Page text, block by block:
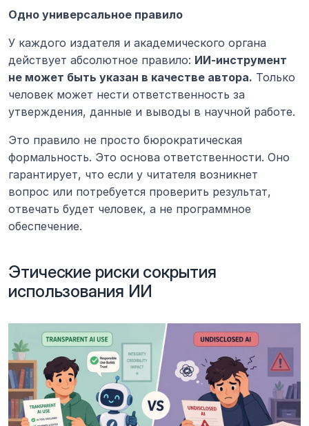
Одно универсальное правило
У каждого издателя и академического органа
действует абсолютное правило: ИИ-инструмент
не может быть указан в качестве автора. Только
человек может нести ответственность за
утверждения, данные и выводы в научной работе.
Это правило не просто бюрократическая
формальность. Это основа ответственности. Оно
гарантирует, что если у читателя возникнет
вопрос или потребуется проверить результат,
отвечать будет человек, а не программное
обеспечение.
Этические риски сокрытия
использования ИИ